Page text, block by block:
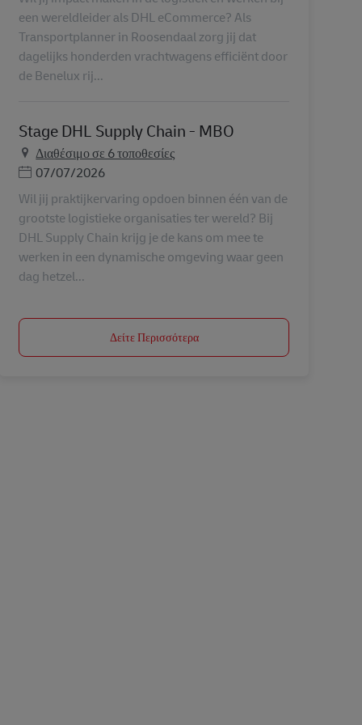
een wereldleider als DHL eCommerce? Als
Transportplanner in Roosendaal zorg jij dat
dagelijks honderden vrachtwagens efficiënt door
de Benelux rij...
Stage DHL Supply Chain - MBO
Διαθέσιμο σε 6 τοποθεσίες
Ημερομηνία Ανάρτησης
07/07/2026
Wil jij praktijkervaring opdoen binnen één van de
grootste logistieke organisaties ter wereld? Bij
DHL Supply Chain krijg je de kans om mee te
werken in een dynamische omgeving waar geen
dag hetzel...
Δείτε Περισσότερα